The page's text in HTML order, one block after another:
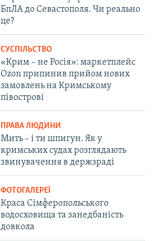
БпЛА до Севастополя. Чи реально
це?
СУСПІЛЬСТВО
«Крим – не Росія»: маркетплейс
Ozon припинив прийом нових
замовлень на Кримському
півострові
ПРАВА ЛЮДИНИ
Мить – і ти шпигун. Як у
кримських судах розглядають
звинувачення в держзраді
ФОТОГАЛЕРЕЇ
Краса Сімферопольського
водосховища та занедбаність
довкола